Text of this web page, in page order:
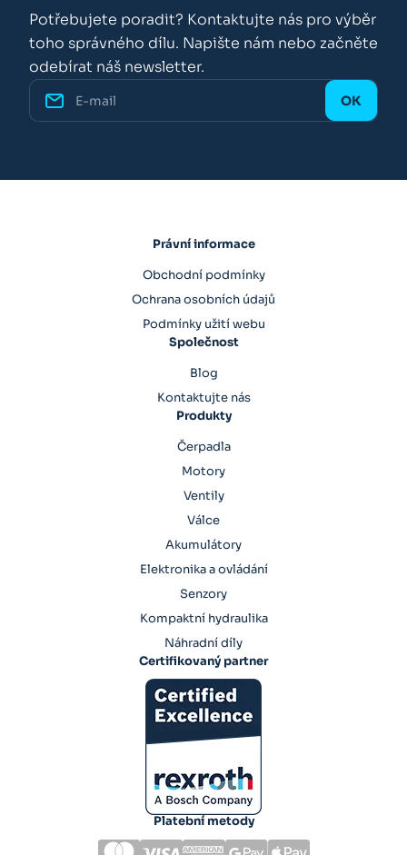
Potřebujete poradit? Kontaktujte nás pro výběr
toho správného dílu. Napište nám nebo začněte
odebírat náš newsletter.
Právní informace
Obchodní podmínky
Ochrana osobních údajů
Podmínky užití webu
Společnost
Blog
Kontaktujte nás
Produkty
Čerpadla
Motory
Ventily
Válce
Akumulátory
Elektronika a ovládání
Senzory
Kompaktní hydraulika
Náhradní díly
Certifikovaný partner
Platební metody